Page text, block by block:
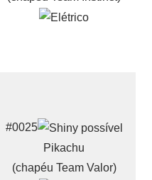
#0025
Pikachu
(chapéu Team Valor)